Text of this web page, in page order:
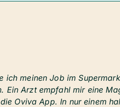
ich meinen Job im
Ein Arzt empfahl mir eine
Oviva App. In nur einem